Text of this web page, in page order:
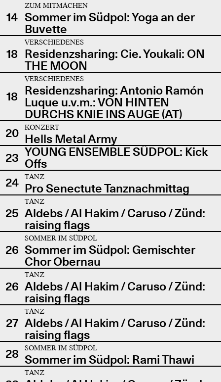
14
ZUM MITMACHEN
Sommer im Südpol: Yoga an der
Buvette
18
VERSCHIEDENES
Residenzsharing: Cie. Youkali: ON
THE MOON
18
VERSCHIEDENES
Residenzsharing: Antonio Ramón
Luque u.v.m.: VON HINTEN
DURCHS KNIE INS AUGE (AT)
20
KONZERT
Hells Metal Army
23 YOUNG ENSEMBLE SÜDPOL: Kick
Offs
24
TANZ
Pro Senectute Tanznachmittag
25
TANZ
Aldebs / Al Hakim / Caruso / Zünd:
raising flags
26
SOMMER IM SÜDPOL
Sommer im Südpol: Gemischter
Chor Obernau
26
TANZ
Aldebs / Al Hakim / Caruso / Zünd:
raising flags
27
TANZ
Aldebs / Al Hakim / Caruso / Zünd:
raising flags
28
SOMMER IM SÜDPOL
Sommer im Südpol: Rami Thawi
TANZ